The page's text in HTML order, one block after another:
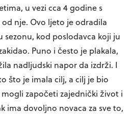
u vezi cca 4 godine s
nje. Ovo ljeto je odradila
kod poslodavca koji ju
Puno i često je plakala,
nadljudski napor da izdrži. I
što je imala cilj, a cilj je bio
započeti zajednički život i
ima dovoljno novaca za sve to,